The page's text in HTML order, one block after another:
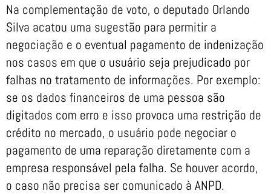
Na complementação de voto, o deputado Orlando
Silva acatou uma sugestão para permitir a
negociação e o eventual pagamento de indenização
nos casos em que o usuário seja prejudicado por
falhas no tratamento de informações. Por exemplo:
se os dados financeiros de uma pessoa são
digitados com erro e isso provoca uma restrição de
crédito no mercado, o usuário pode negociar o
pagamento de uma reparação diretamente com a
empresa responsável pela falha. Se houver acordo,
o caso não precisa ser comunicado à ANPD.